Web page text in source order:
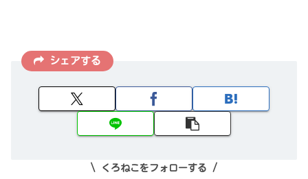
シェアする
くろねこをフォローする